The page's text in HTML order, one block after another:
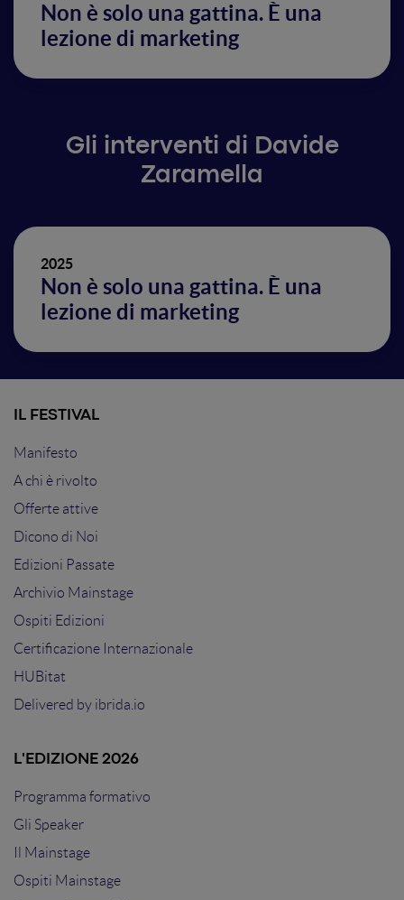
Non è solo una gattina. È una
lezione di marketing
Gli interventi di Davide
Zaramella
2025
Non è solo una gattina. È una
lezione di marketing
IL FESTIVAL
Manifesto
A chi è rivolto
Offerte attive
Dicono di Noi
Edizioni Passate
Archivio Mainstage
Ospiti Edizioni
Certificazione Internazionale
HUBitat
Delivered by ibrida.io
L'EDIZIONE 2026
Programma formativo
Gli Speaker
Il Mainstage
Ospiti Mainstage